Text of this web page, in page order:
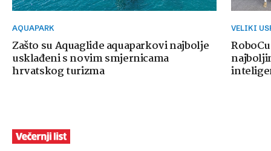
AQUAPARK
Zašto su Aquaglide aquaparkovi najbolje
usklađeni s novim smjernicama
hrvatskog turizma
VELIKI